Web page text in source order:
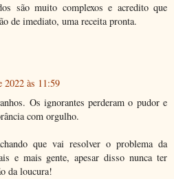
são muito complexos e acredito que
de imediato, uma receita pronta.
2022 às 11:59
Os ignorantes perderam o pudor e
com orgulho.
que vai resolver o problema da
e mais gente, apesar disso nunca ter
da loucura!